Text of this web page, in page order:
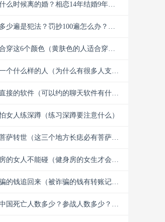
么时候离的婚？相恋14年结婚9年说
少遍是犯法？罚抄100遍怎么办？算
穿这6个颜色（黄肤色的人适合穿什
个什么样的人（为什么有很多人支持
接的软件（可以约的聊天软件有什
女人练深蹲（练习深蹲要注意什么）
萨转世（这三个地方长痣必有菩萨保
的女人不能碰（健身房的女生才会懂
的钱追回来（被诈骗的钱有转账记录
国死亡人数多少？参战人数多少？中